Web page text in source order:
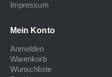
Impressum
Mein Konto
Anmelden
Warenkorb
Wunschliste